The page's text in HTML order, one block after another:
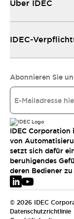
Über IDEC
IDEC-
Abonnieren Sie
IDEC
von
setzt sich dafür
beruhigendes
deren Bediener
© 2026 IDEC
Datenschutzrichtlinie